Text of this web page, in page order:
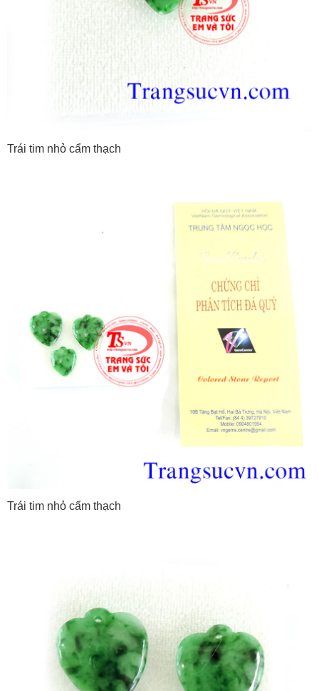
Trái tim nhỏ cẩm thạch
Trái tim nhỏ cẩm thạch